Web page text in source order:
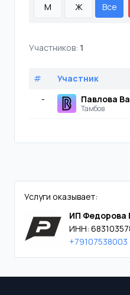
М Ж Все
Участников: 1
# Участник
-
Павлова
Тамбов
Услуги оказывает:
ИП Федорова
ИНН:
+79107538003